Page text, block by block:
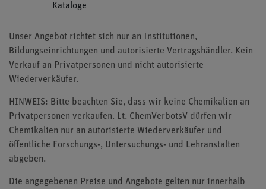
Kataloge
Unser Angebot richtet sich nur an Institutionen,
Bildungseinrichtungen und autorisierte Vertragshändler. Kein
Verkauf an Privatpersonen und nicht autorisierte
Wiederverkäufer.
HINWEIS: Bitte beachten Sie, dass wir keine Chemikalien an
Privatpersonen verkaufen. Lt. ChemVerbotsV dürfen wir
Chemikalien nur an autorisierte Wiederverkäufer und
öffentliche Forschungs-, Untersuchungs- und Lehranstalten
abgeben.
Die angegebenen Preise und Angebote gelten nur innerhalb